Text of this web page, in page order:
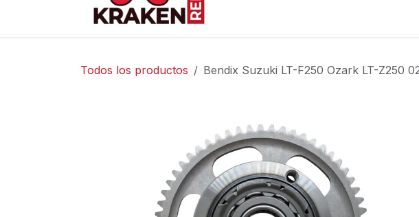
Todos los productos Bendix Suzuki LT-F250 Ozark LT-Z250